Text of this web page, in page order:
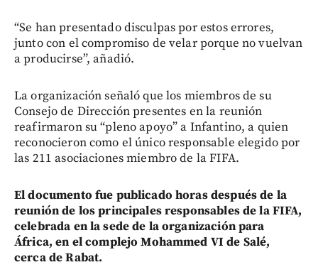
“Se han presentado disculpas por estos errores,
junto con el compromiso de velar porque no vuelvan
a producirse”, añadió.
La organización señaló que los miembros de su
Consejo de Dirección presentes en la reunión
reafirmaron su “pleno apoyo” a Infantino, a quien
reconocieron como el único responsable elegido por
las 211 asociaciones miembro de la FIFA.
El documento fue publicado horas después de la
reunión de los principales responsables de la FIFA,
celebrada en la sede de la organización para
África, en el complejo Mohammed VI de Salé,
cerca de Rabat.